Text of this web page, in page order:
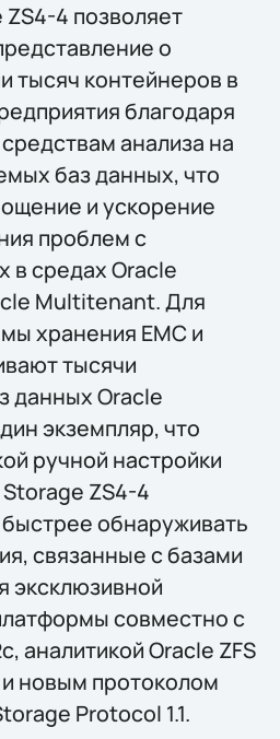
4 позволяет
о
тысяч контейнеров в
благодаря
анализа на
баз данных, что
и ускорение
проблем с
в средах Oracle
Multitenant. Для
хранения EMC и
тысячи
данных Oracle
экземпляр, что
ручной настройки
Storage ZS4-4
обнаруживать
связанные с базами
эксклюзивной
совместно с
аналитикой Oracle ZFS
новым протоколом
Protocol 1.1.